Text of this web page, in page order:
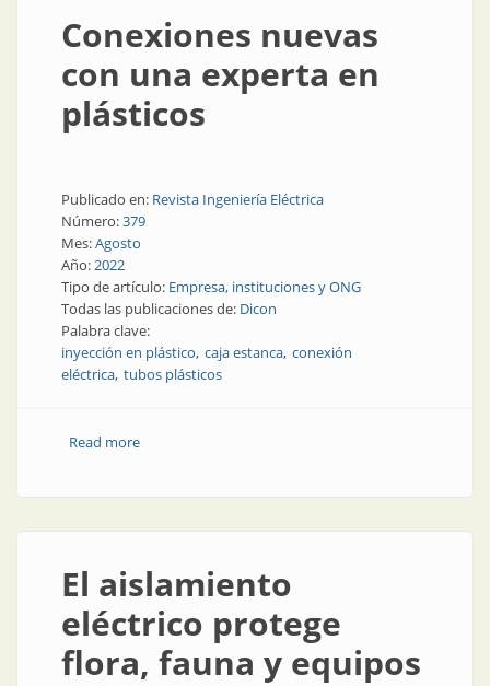
Conexiones nuevas
con una experta en
plásticos
Publicado en: Revista Ingeniería Eléctrica
Número:379
Mes:Agosto
Año:2022
Tipo de artículo: Empresa, instituciones y ONG
Todas las publicaciones de: Dicon
Palabra clave:
inyección en plástico caja estanca conexión
eléctrica tubos plásticos
Read moreabout Conexiones nuevas con una experta en
El aislamiento
eléctrico protege
flora, fauna y equipos